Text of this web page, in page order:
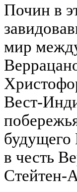
Почин в
мир
Вест-
в честь
Стейтен-